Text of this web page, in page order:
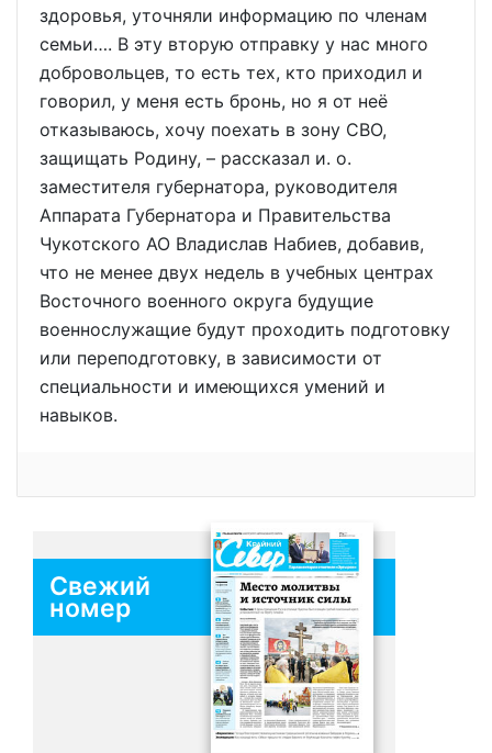
здоровья, уточняли информацию по членам
семьи…. В эту вторую отправку у нас много
добровольцев, то есть тех, кто приходил и
говорил, у меня есть бронь, но я от неё
отказываюсь, хочу поехать в зону СВО,
защищать Родину, – рассказал и. о.
заместителя губернатора, руководителя
Аппарата Губернатора и Правительства
Чукотского АО Владислав Набиев, добавив,
что не менее двух недель в учебных центрах
Восточного военного округа будущие
военнослужащие будут проходить подготовку
или переподготовку, в зависимости от
специальности и имеющихся умений и
навыков.
Свежий
номер